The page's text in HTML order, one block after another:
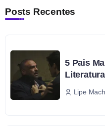
Posts Recentes
5 Pais
Literatura
Lipe